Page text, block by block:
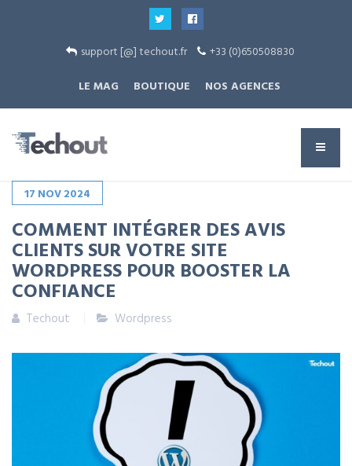
support [@] techout.fr
+33 (0)650508830
LE MAG
BOUTIQUE NOS AGENCES
17 NOV2024
COMMENT INTÉGRER DES AVIS
CLIENTS SUR VOTRE SITE
WORDPRESS POUR BOOSTER LA
CONFIANCE
Techout Wordpress